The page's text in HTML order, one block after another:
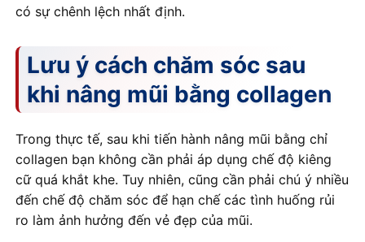
có sự chênh lệch nhất định.
Lưu ý cách chăm sóc sau
khi nâng mũi bằng collagen
Trong thực tế, sau khi tiến hành nâng mũi bằng chỉ
collagen bạn không cần phải áp dụng chế độ kiêng
cữ quá khắt khe. Tuy nhiên, cũng cần phải chú ý nhiều
đến chế độ chăm sóc để hạn chế các tình huống rủi
ro làm ảnh hưởng đến vẻ đẹp của mũi.